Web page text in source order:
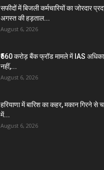
सफीदों में बिजली कर्मचारियों का जोरदार
अगस्त की हड़ताल...
August 6, 2026
₹560 करोड़ बैंक फ्रॉड मामले में IAS
नहीं,...
August 6, 2026
हरियाणा में बारिश का कहर, मकान गिरने से
में...
August 6, 2026